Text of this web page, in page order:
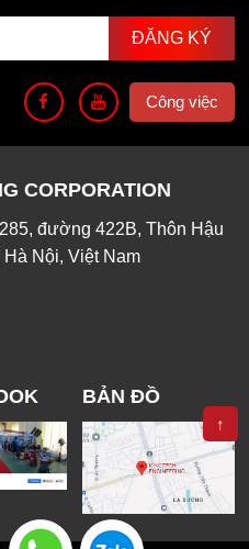
Công việc
CORPORATION
đường 422B, Thôn Hậu
Nội, Việt Nam
BẢN ĐỒ
↑